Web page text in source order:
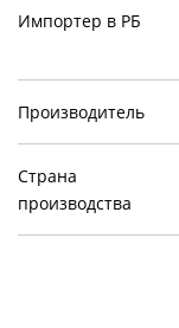
Импортер в РБ
Производитель
Страна
производства